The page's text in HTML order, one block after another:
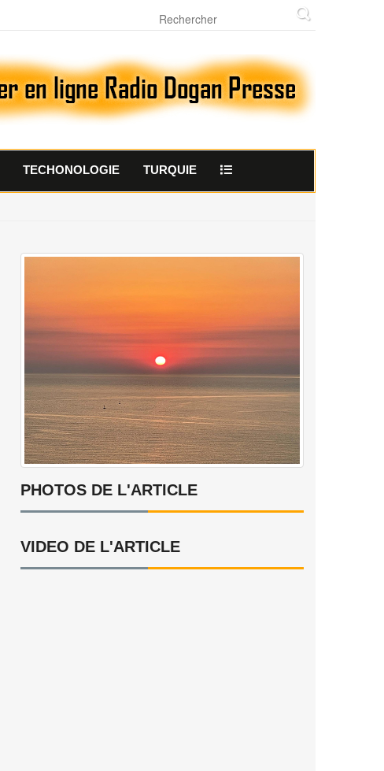
TECHONOLOGIE TURQUIE
PHOTOS DE L'ARTICLE
VIDEO DE L'ARTICLE